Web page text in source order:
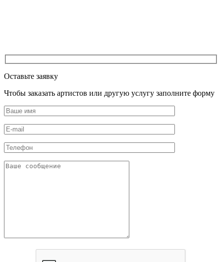
Оставьте заявку
Чтобы заказать артистов или другую услугу заполните форму